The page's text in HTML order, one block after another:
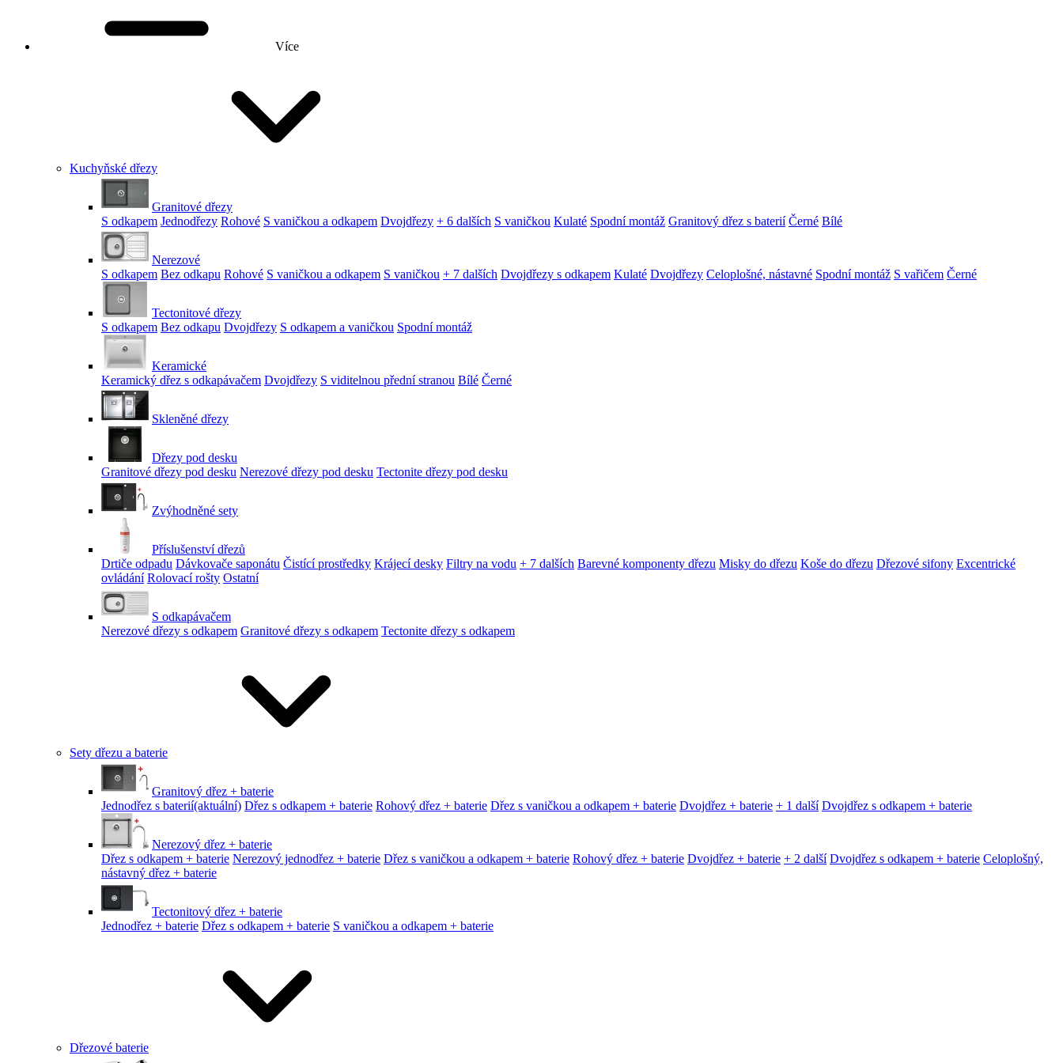
Více
Kuchyňské dřezy
Granitové dřezy
S odkapem Jednodřezy Rohové S vaničkou a odkapem Dvojdřezy + 6 dalších S vaničkou Kulaté Spodní montáž Granitový dřez s baterií Černé Bílé
Nerezové
S odkapem Bez odkapu Rohové S vaničkou a odkapem S vaničkou + 7 dalších Dvojdřezy s odkapem Kulaté Dvojdřezy Celoplošné, nástavné Spodní montáž S vařičem Černé
Tectonitové dřezy
S odkapem Bez odkapu Dvojdřezy S odkapem a vaničkou Spodní montáž
Keramické
Keramický dřez s odkapávačem Dvojdřezy S viditelnou přední stranou Bílé Černé
Skleněné dřezy
Dřezy pod desku
Granitové dřezy pod desku Nerezové dřezy pod desku Tectonite dřezy pod desku
Zvýhodněné sety
Příslušenství dřezů
Drtiče odpadu Dávkovače saponátu Čistící prostředky Krájecí desky Filtry na vodu + 7 dalších Barevné komponenty dřezu Misky do dřezu Koše do dřezu Dřezové sifony Excentrické
ovládání Rolovací rošty Ostatní
S odkapávačem
Nerezové dřezy s odkapem Granitové dřezy s odkapem Tectonite dřezy s odkapem
Sety dřezu a baterie
Granitový dřez + baterie
Jednodřez s baterií(aktuální) Dřez s odkapem + baterie Rohový dřez + baterie Dřez s vaničkou a odkapem + baterie Dvojdřez + baterie + 1 další Dvojdřez s odkapem + baterie
Nerezový dřez + baterie
Dřez s odkapem + baterie Nerezový jednodřez + baterie Dřez s vaničkou a odkapem + baterie Rohový dřez + baterie Dvojdřez + baterie + 2 další Dvojdřez s odkapem + baterie Celoplošný,
nástavný dřez + baterie
Tectonitový dřez + baterie
Jednodřez + baterie Dřez s odkapem + baterie S vaničkou a odkapem + baterie
Dřezové baterie